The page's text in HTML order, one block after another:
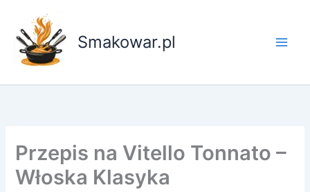
treści
Smakowar.pl
Przepis na Vitello Tonnato –
Włoska Klasyka